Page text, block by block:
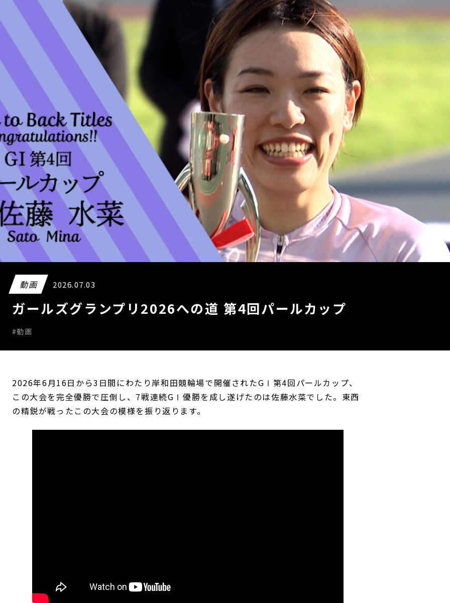
動画 2026.07.03
ガールズグランプリ2026への道 第4回パールカップ
#動画
2026年6月16日から3日間にわたり岸和田競輪場で開催されたGⅠ第4回パールカップ、
この大会を完全優勝で圧倒し、7戦連続GⅠ優勝を成し遂げたのは佐藤水菜でした。東西
の精鋭が戦ったこの大会の模様を振り返ります。